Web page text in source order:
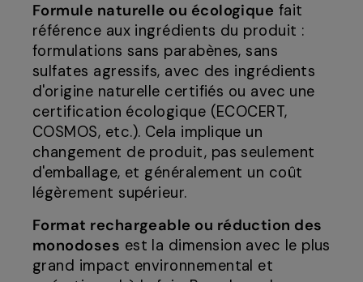
Formule naturelle ou écologique fait
référence aux ingrédients du produit :
formulations sans parabènes, sans
sulfates agressifs, avec des ingrédients
d'origine naturelle certifiés ou avec une
certification écologique (ECOCERT,
COSMOS, etc.). Cela implique un
changement de produit, pas seulement
d'emballage, et généralement un coût
légèrement supérieur.
Format rechargeable ou réduction des
monodoses est la dimension avec le plus
grand impact environnemental et